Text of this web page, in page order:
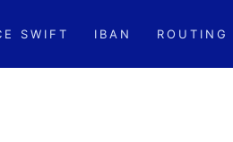
SWIFT IBAN ROUTING